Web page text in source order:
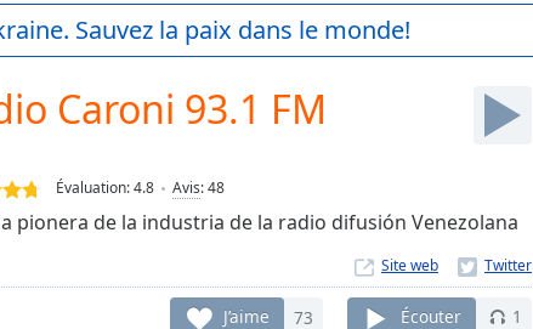
Sauvez la paix dans le monde!
Caroni 93.1 FM
Évaluation:4.8 Avis:48
pionera de la industria de la radio difusión Venezolana
Site web
J’aime 73 Écouter 1